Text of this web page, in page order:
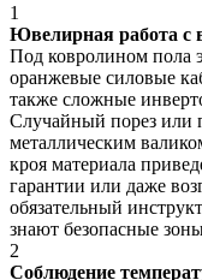
1
Ювелирная работа с
Под ковролином пола
оранжевые силовые
также сложные
Случайный порез или
металлическим
кроя материала
гарантии или даже
обязательный
знают безопасные
2
Соблюдение